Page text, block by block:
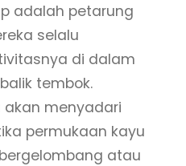
adalah petarung
selalu
di dalam
tembok.
akan menyadari
permukaan kayu
atau